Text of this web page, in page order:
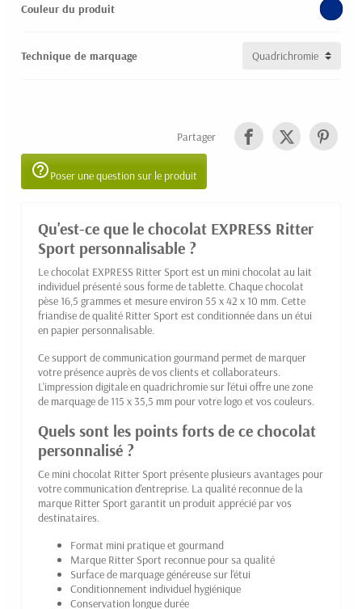
Couleur du produit
Technique de marquage
Partager
help_outlinePoser une question sur le produit
Qu'est-ce que le chocolat EXPRESS Ritter
Sport personnalisable ?
Le chocolat EXPRESS Ritter Sport est un mini chocolat au lait
individuel présenté sous forme de tablette. Chaque chocolat
pèse 16,5 grammes et mesure environ 55 x 42 x 10 mm. Cette
friandise de qualité Ritter Sport est conditionnée dans un étui
en papier personnalisable.
Ce support de communication gourmand permet de marquer
votre présence auprès de vos clients et collaborateurs.
L'impression digitale en quadrichromie sur l'étui offre une zone
de marquage de 115 x 35,5 mm pour votre logo et vos couleurs.
Quels sont les points forts de ce chocolat
personnalisé ?
Ce mini chocolat Ritter Sport présente plusieurs avantages pour
votre communication d'entreprise. La qualité reconnue de la
marque Ritter Sport garantit un produit apprécié par vos
destinataires.
Format mini pratique et gourmand
Marque Ritter Sport reconnue pour sa qualité
Surface de marquage généreuse sur l'étui
Conditionnement individuel hygiénique
Conservation longue durée